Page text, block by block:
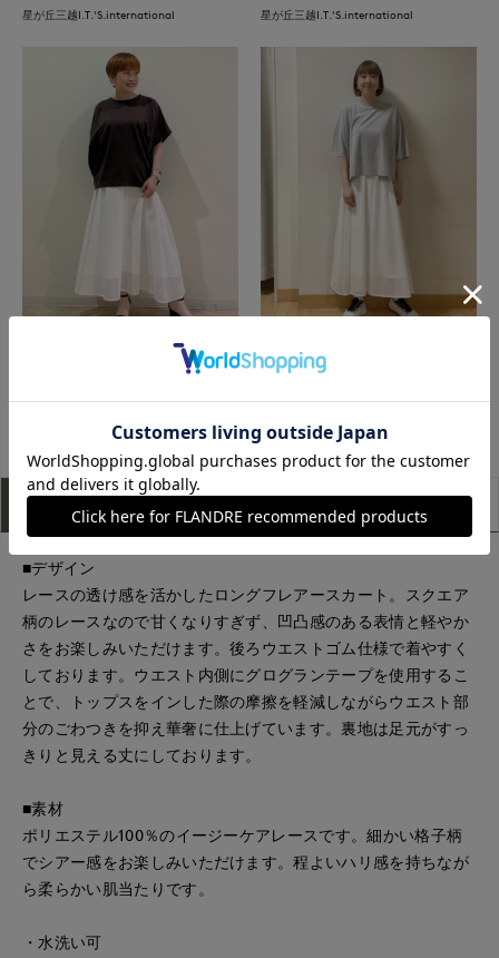
星が丘三越I.T.'S.international 星が丘三越I.T.'S.international
たまプラーザ東急I.T.'S.international 立川伊勢丹I.T.'S.international
もっと見る
■デザイン
レースの透け感を活かしたロングフレアースカート。スクエア
柄のレースなので甘くなりすぎず、凹凸感のある表情と軽やか
さをお楽しみいただけます。後ろウエストゴム仕様で着やすく
しております。ウエスト内側にグログランテープを使用するこ
とで、トップスをインした際の摩擦を軽減しながらウエスト部
分のごわつきを抑え華奢に仕上げています。裏地は足元がすっ
きりと見える丈にしております。
■素材
ポリエステル100％のイージーケアレースです。細かい格子柄
でシアー感をお楽しみいただけます。程よいハリ感を持ちなが
ら柔らかい肌当たりです。
・水洗い可